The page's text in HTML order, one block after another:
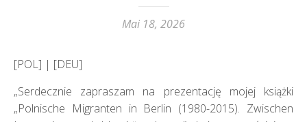
Mai 18, 2026
[POL] | [DEU]
„Serdecznie zapraszam na prezentację mojej książki
„Polnische Migranten in Berlin (1980-2015). Zwischen